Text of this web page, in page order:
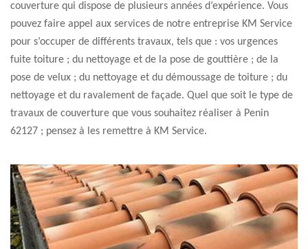
couverture qui dispose de plusieurs années d’expérience. Vous
pouvez faire appel aux services de notre entreprise KM Service
pour s’occuper de différents travaux, tels que : vos urgences
fuite toiture ; du nettoyage et de la pose de gouttière ; de la
pose de velux ; du nettoyage et du démoussage de toiture ; du
nettoyage et du ravalement de façade. Quel que soit le type de
travaux de couverture que vous souhaitez réaliser à Penin
62127 ; pensez à les remettre à KM Service.